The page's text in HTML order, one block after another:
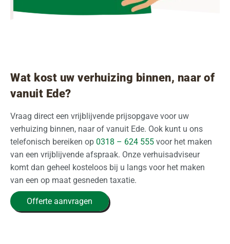
Wat kost uw verhuizing binnen, naar of
vanuit Ede?
Vraag direct een vrijblijvende prijsopgave voor uw
verhuizing binnen, naar of vanuit Ede. Ook kunt u ons
telefonisch bereiken op 0318 – 624 555 voor het maken
van een vrijblijvende afspraak. Onze verhuisadviseur
komt dan geheel kosteloos bij u langs voor het maken
van een op maat gesneden taxatie.
Offerte aanvragen